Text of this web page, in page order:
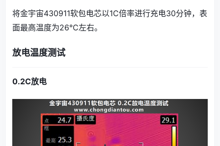
将金宇宙430911软包电芯以1C倍率进行充电30分钟，表
面最高温度为26℃左右。
放电温度测试
0.2C放电